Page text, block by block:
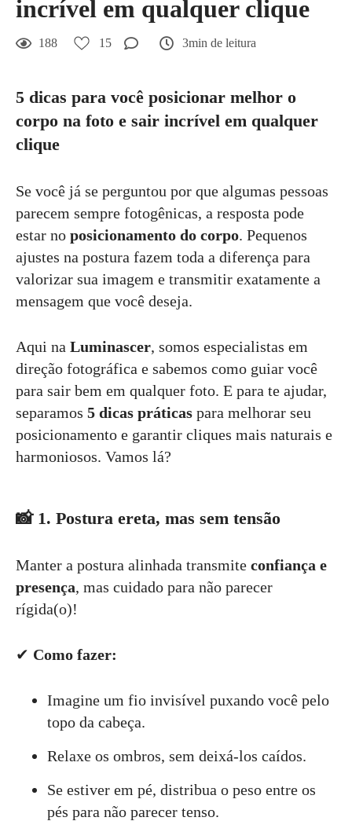
incrível em qualquer clique
188 15 3min de leitura
5 dicas para você posicionar melhor o
corpo na foto e sair incrível em qualquer
clique
Se você já se perguntou por que algumas pessoas
parecem sempre fotogênicas, a resposta pode
estar no posicionamento do corpo. Pequenos
ajustes na postura fazem toda a diferença para
valorizar sua imagem e transmitir exatamente a
mensagem que você deseja.
Aqui na Luminascer, somos especialistas em
direção fotográfica e sabemos como guiar você
para sair bem em qualquer foto. E para te ajudar,
separamos 5 dicas práticas para melhorar seu
posicionamento e garantir cliques mais naturais e
harmoniosos. Vamos lá?
📸 1. Postura ereta, mas sem tensão
Manter a postura alinhada transmite confiança e
presença, mas cuidado para não parecer
rígida(o)!
✔ Como fazer:
Imagine um fio invisível puxando você pelo
topo da cabeça.
Relaxe os ombros, sem deixá-los caídos.
Se estiver em pé, distribua o peso entre os
pés para não parecer tenso.